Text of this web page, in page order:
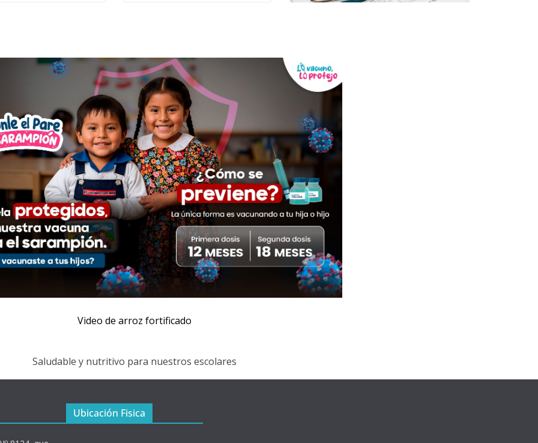
Video de arroz fortificado
Saludable y nutritivo para nuestros escolares
Ubicación Fisica